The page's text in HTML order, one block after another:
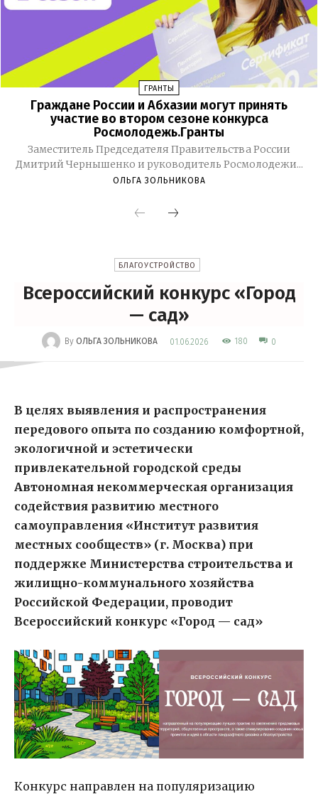
ГРАНТЫ
Граждане России и Абхазии могут принять
участие во втором сезоне конкурса
Росмолодежь.Гранты
Заместитель Председателя Правительства России
Дмитрий Чернышенко и руководитель Росмолодежи...
ОЛЬГА ЗОЛЬНИКОВА